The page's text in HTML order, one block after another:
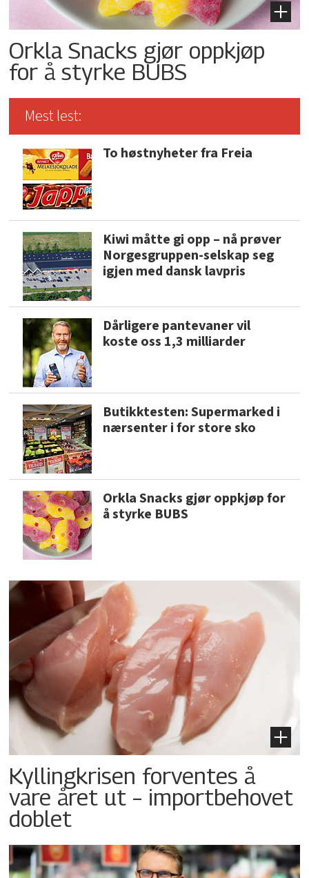
Orkla Snacks gjør oppkjøp
for å styrke BUBS
Mest lest:
To høstnyheter fra Freia
Kiwi måtte gi opp – nå prøver
Norgesgruppen-selskap seg
igjen med dansk lavpris
Dårligere pantevaner vil
koste oss 1,3 milliarder
Butikktesten: Supermarked i
nærsenter i for store sko
Orkla Snacks gjør oppkjøp for
å styrke BUBS
Kyllingkrisen forventes å
vare året ut – importbehovet
doblet